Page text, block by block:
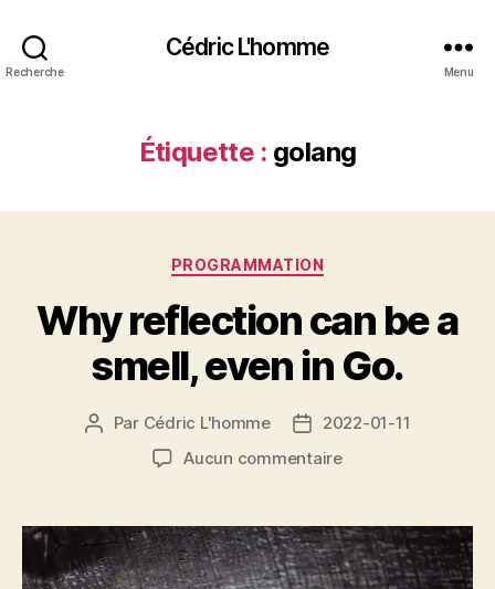
Recherche
Cédric L'homme
Menu
Étiquette : golang
Catégories
PROGRAMMATION
Why reflection can be a
smell, even in Go.
Auteur
Par Cédric L'homme
Date2022-01-11
Aucun commentairesur
can
be
a